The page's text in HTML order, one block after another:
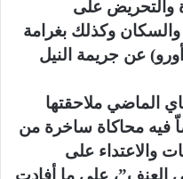
والتحريض على
والسكان وكذلك بغرامة
مالية بألفي دينار (حوالى 650 أورو) عن جريمة النيل
الماضي ملاحقتها
فيه محاكاة ساخرة من
والاعتداء على